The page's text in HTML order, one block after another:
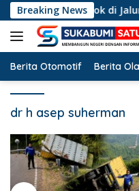
Langsung
ke
konten
Breaking News
Terperosok di Jalur
Berita Otomotif Berita
dr h asep suherman